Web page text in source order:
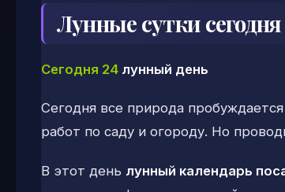
Лунные сутки сегодня
Сегодня 24 лунный день
Сегодня все природа
работ по саду и огороду. Но
В этот день лунный календарь